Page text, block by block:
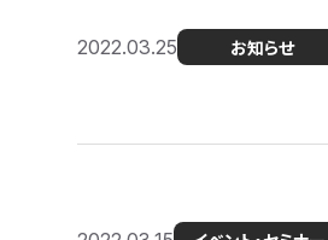
2022.03.25 お知らせ